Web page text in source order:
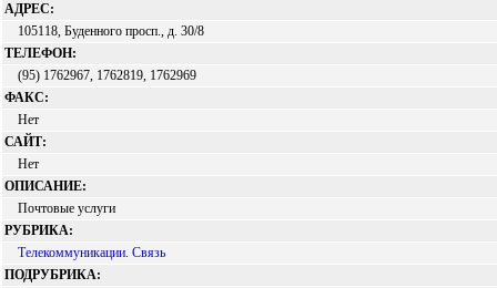
АДРЕС:
105118, Буденного просп., д. 30/8
ТЕЛЕФОН:
(95) 1762967, 1762819, 1762969
ФАКС:
Нет
САЙТ:
Нет
ОПИСАНИЕ:
Почтовые услуги
РУБРИКА:
Телекоммуникации. Связь
ПОДРУБРИКА: